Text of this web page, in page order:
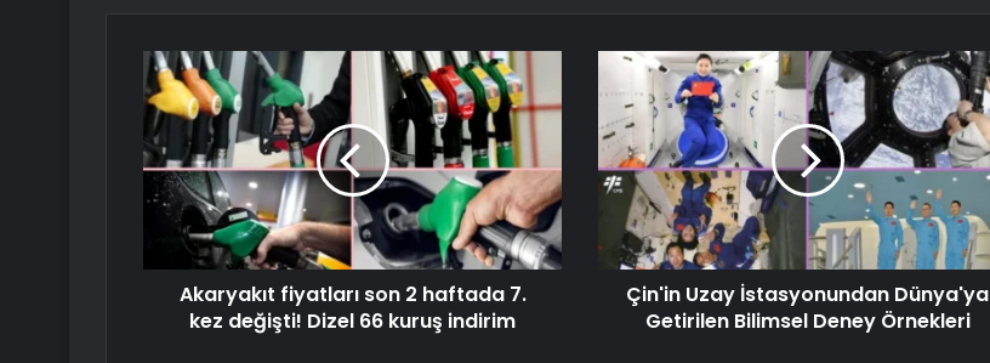
Akaryakıt fiyatları son 2 haftada 7.
kez değişti! Dizel 66 kuruş indirim
Çin'in Uzay İstasyonundan Dünya'ya
Getirilen Bilimsel Deney Örnekleri